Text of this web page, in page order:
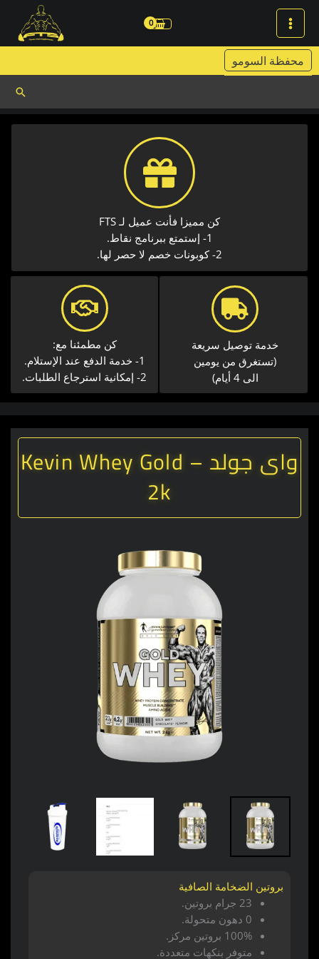
تخطي
المحتوى
محفظة السومو
كن مميزا فأنت عميل لـ FTS
1- إستمتع ببرنامج نقاط.
2- كوبونات خصم لا حصر لها.
خدمة توصيل سريعة​
(تستغرق من يومين
الى 4 أيام)
كن مطمئنا مع:
1- خدمة الدفع عند الإستلام.
2- إمكانية استرجاع الطلبات.
واى جولد – Kevin Whey Gold
2k
بروتين الضخامة الصافية
23 جرام بروتين.
0 دهون متحولة.
100% بروتين مركز.
متوفر بنكهات متعددة.